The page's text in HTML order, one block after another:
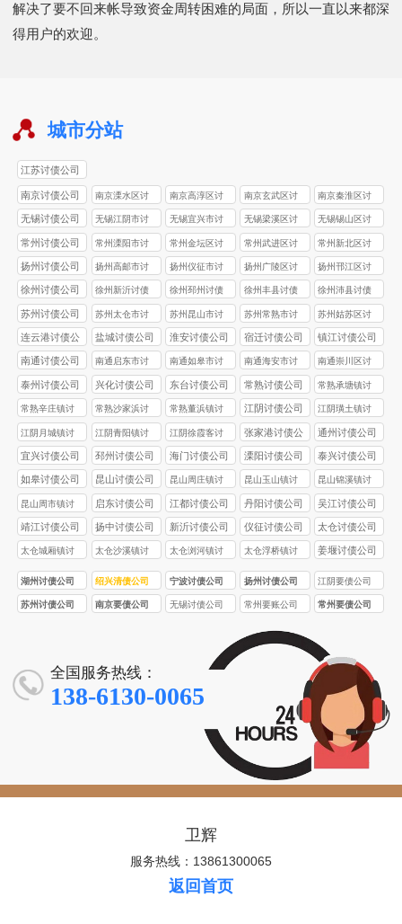
解决了要不回来帐导致资金周转困难的局面，所以一直以来都深
得用户的欢迎。
城市分站
江苏讨债公司
南京讨债公司
南京溧水区讨
债公司
南京高淳区讨
债公司
南京玄武区讨
债公司
南京秦淮区讨
债公司
无锡讨债公司
无锡江阴市讨
债公司
无锡‌宜兴市讨
债公司
无锡梁溪区讨
债公司
无锡‌锡山区讨
债公司
常州讨债公司
常州溧阳市讨
债公司
常州金坛区讨
债公司
常州武进区讨
债公司
常州新北区讨
债公司
扬州讨债公司
扬州高邮市讨
债公司
扬州仪征市讨
债公司
扬州广陵区讨
债公司
扬州邗江区讨
债公司
徐州讨债公司
徐州新沂讨债
公司
徐州邳州讨债
公司
徐州丰县讨债
公司
徐州沛县讨债
公司
苏州讨债公司
苏州太仓市讨
债公司
苏州昆山市讨
债公司
苏州常熟市讨
债公司
苏州姑苏区讨
债公司
连云港讨债公
司
盐城讨债公司 淮安讨债公司 宿迁讨债公司 镇江讨债公司
南通讨债公司
南通启东市讨
债公司
南通如皋市讨
债公司
南通海安市讨
债公司
南通崇川区讨
债公司
泰州讨债公司 兴化讨债公司 东台讨债公司 常熟讨债公司
常熟承塘镇讨
债公司
常熟辛庄镇讨
债公司
常熟沙家浜讨
债公司
常熟董浜镇讨
债公司
江阴讨债公司
江阴璜土镇讨
债公司
江阴月城镇讨
债公司
江阴青阳镇讨
债公司
江阴徐霞客讨
债公司
张家港讨债公
司
通州讨债公司
宜兴讨债公司 邳州讨债公司 海门讨债公司 溧阳讨债公司 泰兴讨债公司
如皋讨债公司 昆山讨债公司
昆山周庄镇讨
债公司
昆山玉山镇讨
债公司
昆山锦溪镇讨
债公司
昆山周市镇讨
债公司
启东讨债公司 江都讨债公司 丹阳讨债公司 吴江讨债公司
靖江讨债公司 扬中讨债公司 新沂讨债公司 仪征讨债公司 太仓讨债公司
太仓城厢镇讨
债公司
太仓沙溪镇讨
债公司
太仓浏河镇讨
债公司
太仓浮桥镇讨
债公司
姜堰讨债公司
湖州讨债公司 绍兴清债公司 宁波讨债公司 扬州讨债公司 江阴要债公司
苏州讨债公司 南京要债公司 无锡讨债公司 常州要账公司 常州要债公司
全国服务热线：
138-6130-0065
卫辉
服务热线：13861300065
返回首页